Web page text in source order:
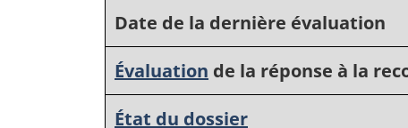
Date de la dernière évaluation
Évaluation de la réponse à la
État du dossier